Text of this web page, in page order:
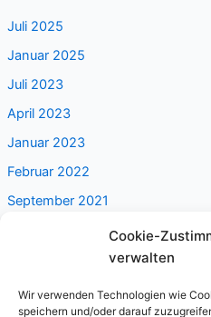
Cookie-
verwalten
Wir verwenden Technologien wie
speichern und/oder darauf
Juli 2025
Januar 2025
Juli 2023
April 2023
Januar 2023
Februar 2022
September 2021
Categories
Alleine reisen